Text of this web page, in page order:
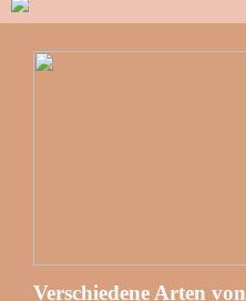
Verschiedene Arten